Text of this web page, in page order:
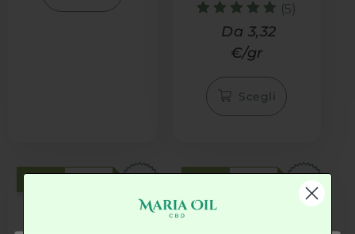
Valutato
5.00
su 5
(5)
Da 3,32
€/gr
Scegli